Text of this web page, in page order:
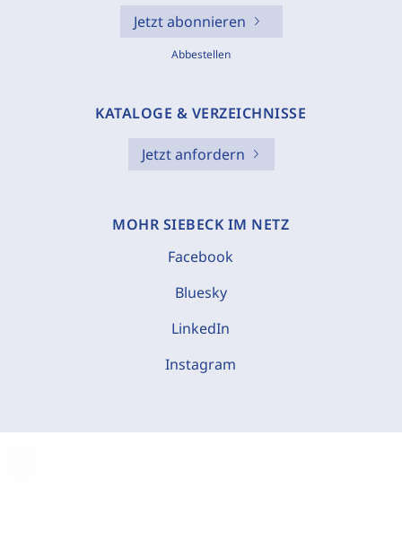
Jetzt abonnieren
Abbestellen
KATALOGE & VERZEICHNISSE
Jetzt anfordern
MOHR SIEBECK IM NETZ
Facebook
Bluesky
LinkedIn
Instagram